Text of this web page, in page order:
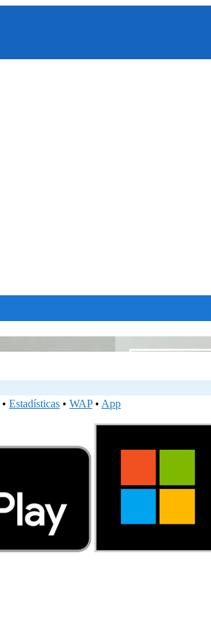
• Estadísticas • WAP• App